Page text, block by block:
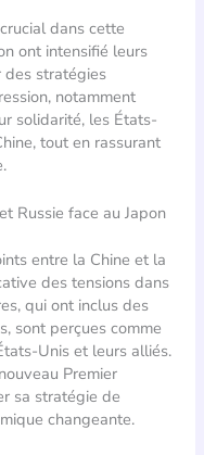
dans cette
ont intensifié leurs
des stratégies
notamment
solidarité, les États-
tout en rassurant
Russie face au Japon
entre la Chine et la
des tensions dans
qui ont inclus des
sont perçues comme
Unis et leurs alliés.
Premier
sa stratégie de
changeante.